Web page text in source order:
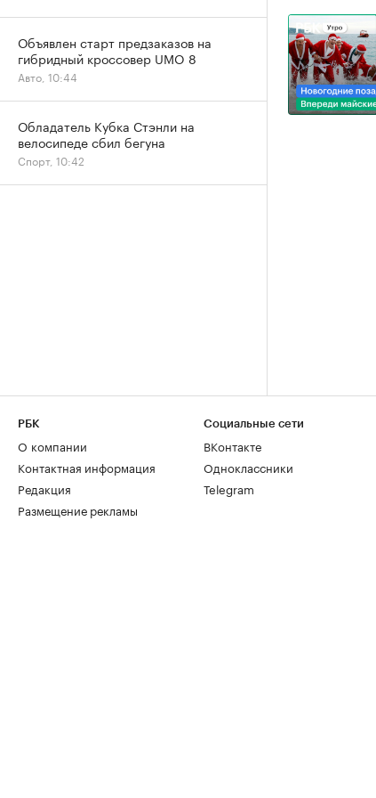
Объявлен старт предзаказов на
гибридный кроссовер UMO 8
Авто, 10:44
Обладатель Кубка Стэнли на
велосипеде сбил бегуна
Спорт, 10:42
РБК
О компании
Контактная информация
Редакция
Размещение рекламы
Социальные сети
ВКонтакте
Одноклассники
Telegram